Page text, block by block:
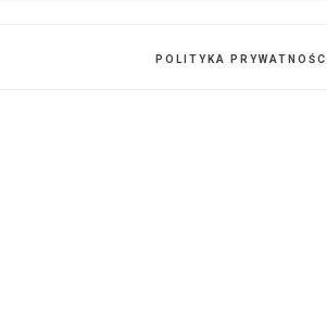
POLITYKA PRYWATNOŚCI